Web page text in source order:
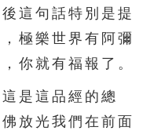
559 560
564 565
569 570
574 575
這句話特別是提
極樂世界有阿彌
你就有福報了。
是這品經的總
放光我們在前面